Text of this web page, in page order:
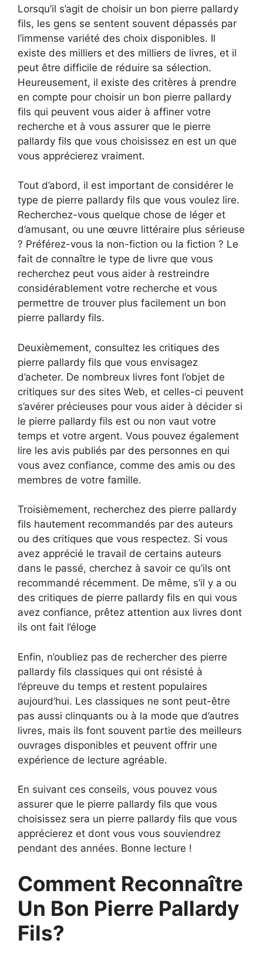
Lorsqu’il s’agit de choisir un bon pierre pallardy
fils, les gens se sentent souvent dépassés par
l’immense variété des choix disponibles. Il
existe des milliers et des milliers de livres, et il
peut être difficile de réduire sa sélection.
Heureusement, il existe des critères à prendre
en compte pour choisir un bon pierre pallardy
fils qui peuvent vous aider à affiner votre
recherche et à vous assurer que le pierre
pallardy fils que vous choisissez en est un que
vous apprécierez vraiment.
Tout d’abord, il est important de considérer le
type de pierre pallardy fils que vous voulez lire.
Recherchez-vous quelque chose de léger et
d’amusant, ou une œuvre littéraire plus sérieuse
? Préférez-vous la non-fiction ou la fiction ? Le
fait de connaître le type de livre que vous
recherchez peut vous aider à restreindre
considérablement votre recherche et vous
permettre de trouver plus facilement un bon
pierre pallardy fils.
Deuxièmement, consultez les critiques des
pierre pallardy fils que vous envisagez
d’acheter. De nombreux livres font l’objet de
critiques sur des sites Web, et celles-ci peuvent
s’avérer précieuses pour vous aider à décider si
le pierre pallardy fils est ou non vaut votre
temps et votre argent. Vous pouvez également
lire les avis publiés par des personnes en qui
vous avez confiance, comme des amis ou des
membres de votre famille.
Troisièmement, recherchez des pierre pallardy
fils hautement recommandés par des auteurs
ou des critiques que vous respectez. Si vous
avez apprécié le travail de certains auteurs
dans le passé, cherchez à savoir ce qu’ils ont
recommandé récemment. De même, s’il y a ou
des critiques de pierre pallardy fils en qui vous
avez confiance, prêtez attention aux livres dont
ils ont fait l’éloge
Enfin, n’oubliez pas de rechercher des pierre
pallardy fils classiques qui ont résisté à
l’épreuve du temps et restent populaires
aujourd’hui. Les classiques ne sont peut-être
pas aussi clinquants ou à la mode que d’autres
livres, mais ils font souvent partie des meilleurs
ouvrages disponibles et peuvent offrir une
expérience de lecture agréable.
En suivant ces conseils, vous pouvez vous
assurer que le pierre pallardy fils que vous
choisissez sera un pierre pallardy fils que vous
apprécierez et dont vous vous souviendrez
pendant des années. Bonne lecture !
Comment Reconnaître
Un Bon Pierre Pallardy
Fils?